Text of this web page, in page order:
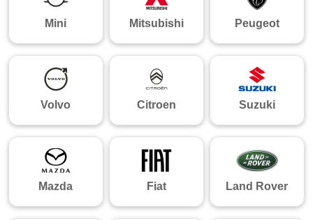
Mini Mitsubishi Peugeot
Volvo Citroen Suzuki
Mazda Fiat Land Rover